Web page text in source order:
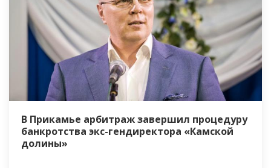
В Прикамье арбитраж завершил процедуру
банкротства экс-гендиректора «Камской
долины»